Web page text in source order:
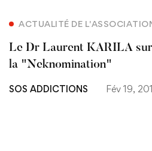
ACTUALITÉ DE
Le Dr Laurent KARILA
la "Neknomination"
SOS ADDICTIONS Fév 19,